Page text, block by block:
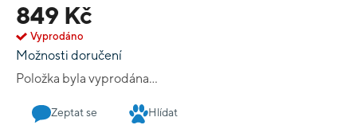
849 Kč
Vyprodáno
Možnosti doručení
Položka byla vyprodána…
monstra. Prostě stejně jako Bestiář je i toto rozšíření skvělé!
Rozšíření česky vychází v tzv. Big boxu, tedy velké krabici, do
které se vám vejde základní hra Hrdina v kostce, rozšíření
Bestiář i rozšíření Ďáblíci a společníci. Neobsahuje insert.
Zeptat se Hlídat